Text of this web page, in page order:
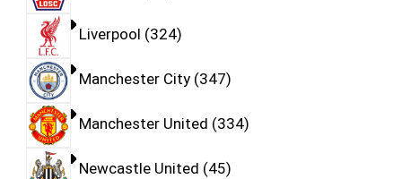
Liverpool 324
Manchester City 347
Manchester United 334
Newcastle United 45